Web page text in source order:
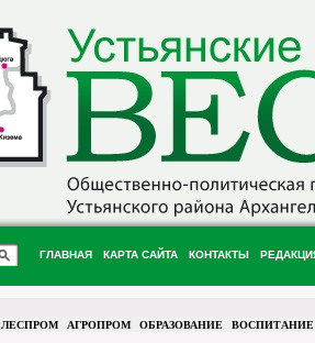
ГЛАВНАЯ КАРТА САЙТА КОНТАКТЫ
ЛЕСПРОМ АГРОПРОМ ОБРАЗОВАНИЕ ВОСПИТАНИЕ